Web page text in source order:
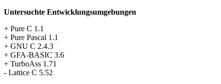
Untersuchte Entwicklungsumgebungen
+ Pure C 1.1
+ Pure Pascal 1.1
+ GNU C 2.4.3
+ GFA-BASIC 3.6
+ TurboAss 1.71
- Lattice C 5.52